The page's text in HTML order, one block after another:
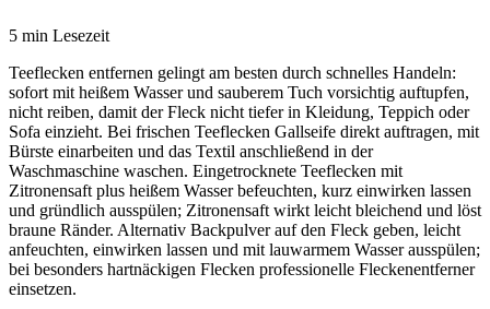
5 min Lesezeit
Teeflecken entfernen gelingt am besten durch schnelles Handeln:
sofort mit heißem Wasser und sauberem Tuch vorsichtig auftupfen,
nicht reiben, damit der Fleck nicht tiefer in Kleidung, Teppich oder
Sofa einzieht. Bei frischen Teeflecken Gallseife direkt auftragen, mit
Bürste einarbeiten und das Textil anschließend in der
Waschmaschine waschen. Eingetrocknete Teeflecken mit
Zitronensaft plus heißem Wasser befeuchten, kurz einwirken lassen
und gründlich ausspülen; Zitronensaft wirkt leicht bleichend und löst
braune Ränder. Alternativ Backpulver auf den Fleck geben, leicht
anfeuchten, einwirken lassen und mit lauwarmem Wasser ausspülen;
bei besonders hartnäckigen Flecken professionelle Fleckenentferner
einsetzen.